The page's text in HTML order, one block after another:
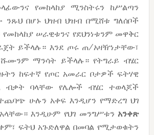
የመከላከያ ሚንስትሩን ከሥልጣን
ንጹህ በሆኑ ህዝብ ህዝብ በሚሸቱ ግለሰቦች
ሠራዊቱንና የደህንነቱንም መዋቅር
ይችላሉ። እንደ ጦሩ ጠ/አዛዥነታቸው፣
ማንሳት ይችላሉ። የትግራይ ብሄር
ከፍተኛ የጦር አመራር ቦታዎች ፍትሃዊ
ብቃት ባላቸው የሌሎች ብሄር ተወላጆች
ሁሉን አቀፍ እንዲሆን የማድረግ ህገ
እንዲሁም የህገ መንግሥቱንአንቀጽ
ፍትህ አጉድለዋል በመባል የሚታወቁትን